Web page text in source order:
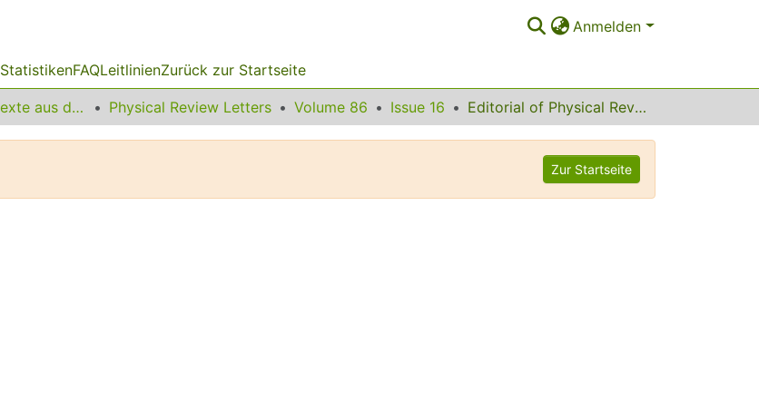
Anmelden
StatistikenFAQLeitlinienZurück zur Startseite
Sonstige Volltexte aus dem Bibliotheksangebot Physical Review Letters Volume 86 Issue 16 Editorial of Physical Review Letters Volume 86
Zur Startseite